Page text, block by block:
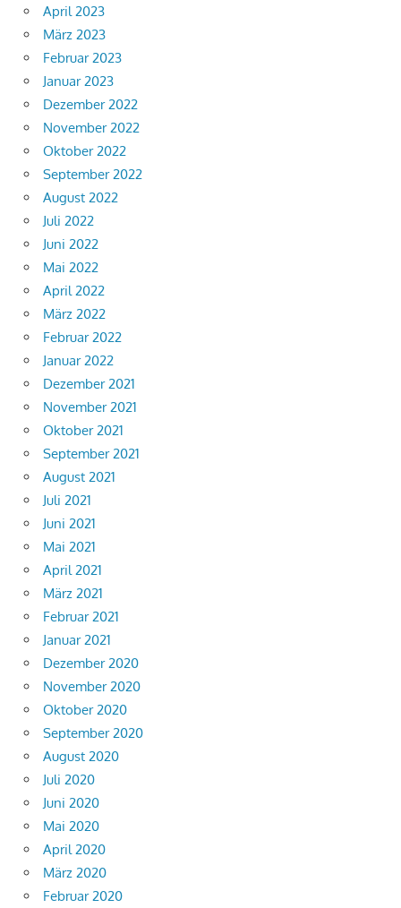
April 2023
März 2023
Februar 2023
Januar 2023
Dezember 2022
November 2022
Oktober 2022
September 2022
August 2022
Juli 2022
Juni 2022
Mai 2022
April 2022
März 2022
Februar 2022
Januar 2022
Dezember 2021
November 2021
Oktober 2021
September 2021
August 2021
Juli 2021
Juni 2021
Mai 2021
April 2021
März 2021
Februar 2021
Januar 2021
Dezember 2020
November 2020
Oktober 2020
September 2020
August 2020
Juli 2020
Juni 2020
Mai 2020
April 2020
März 2020
Februar 2020